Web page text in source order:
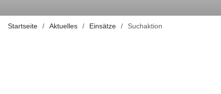
Startseite Aktuelles Einsätze Suchaktion